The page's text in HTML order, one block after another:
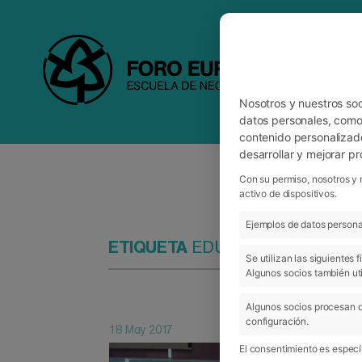
ETIQUETAEDUARDO GOZALO
18 May 2017
Nosotros y nuestros
datos personales,
contenido
desarrollar y mejorar
Con su permiso, nosotros
activo de dispositivos.
Ejemplos de datos
Se utilizan las siguientes
Algunos socios también
Algunos socios procesan
configuración.
El consentimiento es